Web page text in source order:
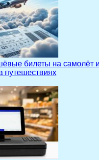
билеты на самолёт и
путешествиях